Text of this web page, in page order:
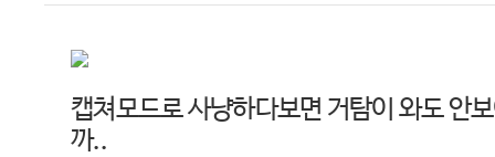
캡쳐모드로 사냥하다보면 거탐이 와도 안
까..